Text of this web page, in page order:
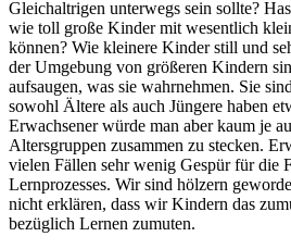
Gleichaltrigen unterwegs sein sollte?
wie toll große Kinder mit wesentlich
können? Wie kleinere Kinder still und
der Umgebung von größeren Kindern
aufsaugen, was sie wahrnehmen. Sie
sowohl Ältere als auch Jüngere haben
Erwachsener würde man aber kaum je
Altersgruppen zusammen zu stecken.
vielen Fällen sehr wenig Gespür für die
Lernprozesses. Wir sind hölzern
nicht erklären, dass wir Kindern das
bezüglich Lernen zumuten.